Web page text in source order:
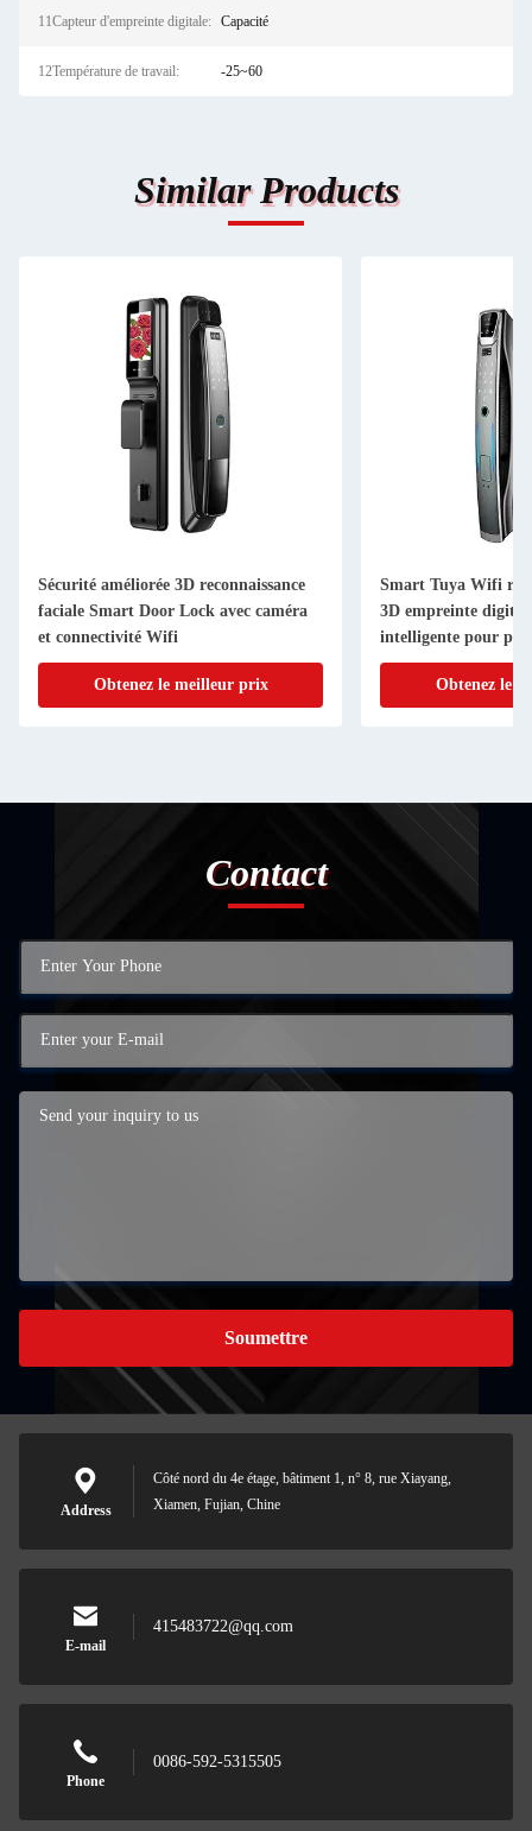
11Capteur d'empreinte digitale: Capacité
12Température de travail: -25~60
Similar Products
Sécurité améliorée 3D reconnaissance
faciale Smart Door Lock avec caméra
et connectivité Wifi
Obtenez le meilleur prix
Smart Tuya Wifi
3D empreinte
intelligente pour
Obtenez le
Contact
Soumettre
Address
Côté nord du 4e étage, bâtiment 1, n° 8, rue Xiayang,
Xiamen, Fujian, Chine
E-mail
415483722@qq.com
Phone
0086-592-5315505